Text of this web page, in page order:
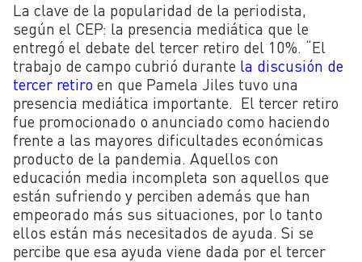
La clave de la popularidad de la periodista,
según el CEP: la presencia mediática que le
entregó el debate del tercer retiro del 10%. “El
trabajo de campo cubrió durante la discusión de
tercer retiro en que Pamela Jiles tuvo una
presencia mediática importante. El tercer retiro
fue promocionado o anunciado como haciendo
frente a las mayores dificultades económicas
producto de la pandemia. Aquellos con
educación media incompleta son aquellos que
están sufriendo y perciben además que han
empeorado más sus situaciones, por lo tanto
ellos están más necesitados de ayuda. Si se
percibe que esa ayuda viene dada por el tercer